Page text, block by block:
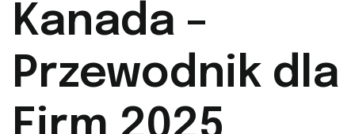
Kanada –
Przewodnik dla